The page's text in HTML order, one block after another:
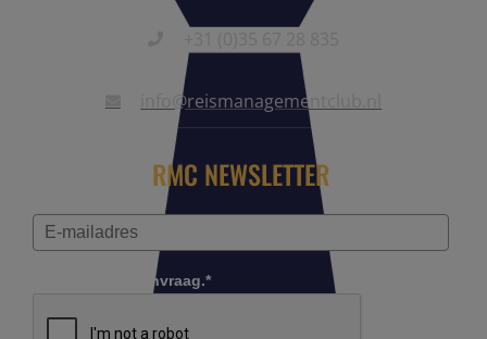
info@reismanagementclub.nl
RMC NEWSLETTER
Controleer je aanvraag.*